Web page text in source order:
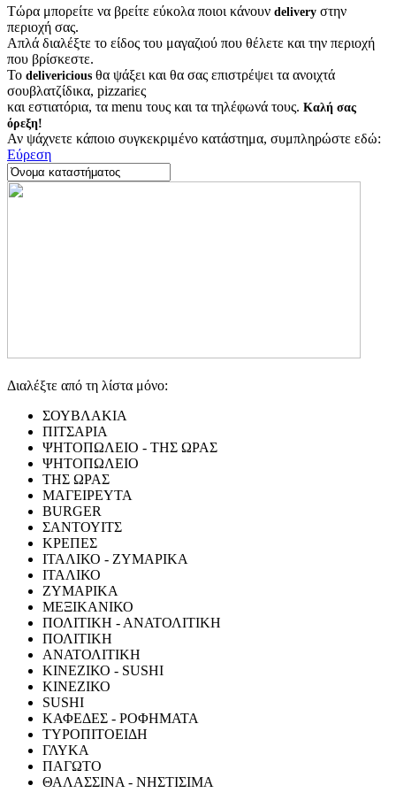
Τώρα μπορείτε να βρείτε εύκολα ποιοι κάνουν delivery στην
περιοχή σας.
Απλά διαλέξτε το είδος του μαγαζιού που θέλετε και την περιοχή
που βρίσκεστε.
Το delivericious θα ψάξει και θα σας επιστρέψει τα ανοιχτά
σουβλατζίδικα, pizzariες
και εστιατόρια, τα menu τους και τα τηλέφωνά τους. Καλή σας
όρεξη!
Αν ψάχνετε κάποιο συγκεκριμένο κατάστημα, συμπληρώστε εδώ:
Εύρεση
Διαλέξτε από τη λίστα μόνο:
ΣΟΥΒΛΑΚΙΑ
ΠΙΤΣΑΡΙΑ
ΨΗΤΟΠΩΛΕΙΟ - ΤΗΣ ΩΡΑΣ
ΨΗΤΟΠΩΛΕΙΟ
ΤΗΣ ΩΡΑΣ
ΜΑΓΕΙΡΕΥΤΑ
BURGER
ΣΑΝΤΟΥΙΤΣ
ΚΡΕΠΕΣ
ΙΤΑΛΙΚΟ - ΖΥΜΑΡΙΚΑ
ΙΤΑΛΙΚΟ
ΖΥΜΑΡΙΚΑ
ΜΕΞΙΚΑΝΙΚΟ
ΠΟΛΙΤΙΚΗ - ΑΝΑΤΟΛΙΤΙΚΗ
ΠΟΛΙΤΙΚΗ
ΑΝΑΤΟΛΙΤΙΚΗ
ΚΙΝΕΖΙΚΟ - SUSHI
ΚΙΝΕΖΙΚΟ
SUSHI
ΚΑΦΕΔΕΣ - ΡΟΦΗΜΑΤΑ
ΤΥΡΟΠΙΤΟΕΙΔΗ
ΓΛΥΚΑ
ΠΑΓΩΤΟ
ΘΑΛΑΣΣΙΝΑ - ΝΗΣΤΙΣΙΜΑ